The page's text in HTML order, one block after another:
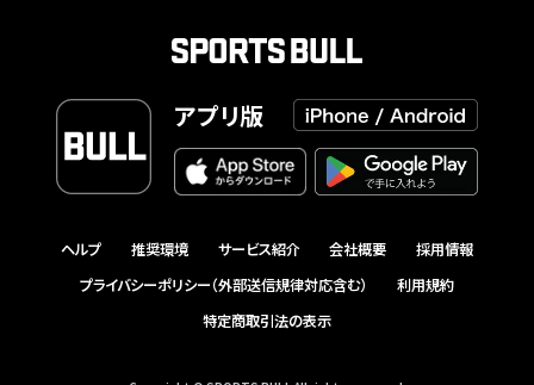
アプリ版
ヘルプ 推奨環境 サービス紹介 会社概要
採用情報
プライバシーポリシー（外部送信規律対応含む）
利用規約
特定商取引法の表示